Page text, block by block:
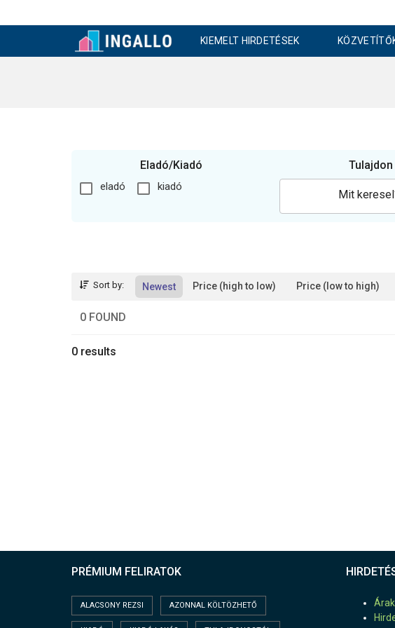
KIEMELT HIRDETÉSEK
Eladó/Kiadó
eladó kiadó
Tulajdon
Mit
Sort by: Newest Price (high to low) Price (low to high)
0 FOUND
0 results
PRÉMIUM FELIRATOK
ALACSONY REZSI AZONNAL KÖLTÖZHETŐ